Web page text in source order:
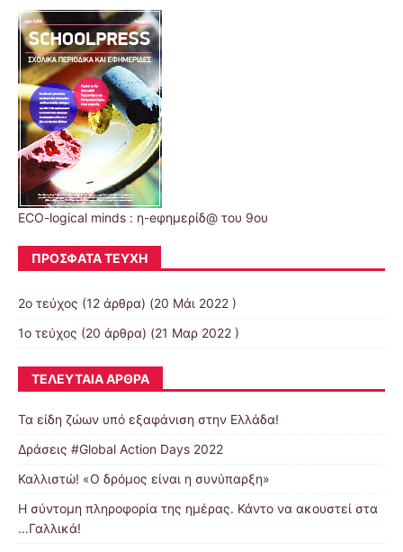
ECO-logical minds : η-eφημερίδ@ του 9ου
ΠΡΌΣΦΑΤΑ ΤΕΎΧΗ
2ο τεύχος (12 άρθρα) (20 Μάι 2022 )
1ο τεύχος (20 άρθρα) (21 Μαρ 2022 )
ΤΕΛΕΥΤΑΊΑ ΆΡΘΡΑ
Τα είδη ζώων υπό εξαφάνιση στην Ελλάδα!
Δράσεις #Global Action Days 2022
Καλλιστώ! «Ο δρόμος είναι η συνύπαρξη»
Η σύντομη πληροφορία της ημέρας. Κάντο να ακουστεί στα
…Γαλλικά!